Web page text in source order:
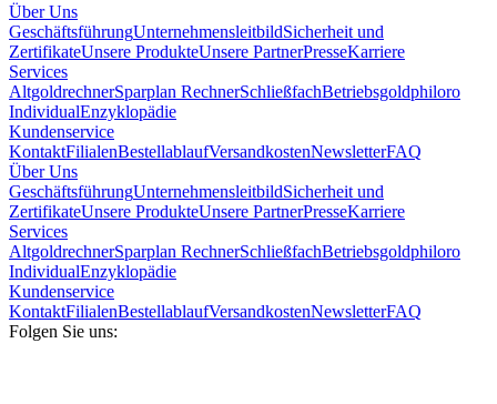
Über Uns
GeschäftsführungUnternehmensleitbildSicherheit und
ZertifikateUnsere ProdukteUnsere PartnerPresseKarriere
Services
AltgoldrechnerSparplan RechnerSchließfachBetriebsgoldphiloro
IndividualEnzyklopädie
Kundenservice
KontaktFilialenBestellablaufVersandkostenNewsletterFAQ
Über Uns
GeschäftsführungUnternehmensleitbildSicherheit und
ZertifikateUnsere ProdukteUnsere PartnerPresseKarriere
Services
AltgoldrechnerSparplan RechnerSchließfachBetriebsgoldphiloro
IndividualEnzyklopädie
Kundenservice
KontaktFilialenBestellablaufVersandkostenNewsletterFAQ
Folgen Sie uns: